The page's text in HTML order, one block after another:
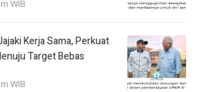
WIB
Kerja Sama, Perkuat
Target Bebas
WIB